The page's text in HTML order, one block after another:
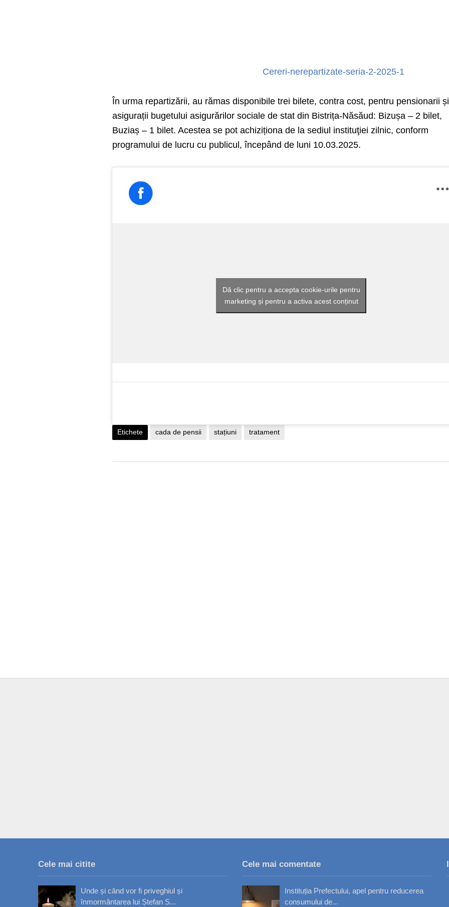
Cereri-nerepartizate-seria-2-2025-1
În urma repartizării, au rămas disponibile trei bilete, contra cost, pentru pensionarii și
asigurații bugetului asigurărilor sociale de stat din Bistrița-Năsăud: Bizușa – 2 bilet,
Buziaș – 1 bilet. Acestea se pot achiziționa de la sediul instituţiei zilnic, conform
programului de lucru cu publicul, începând de luni 10.03.2025.
Dă clic pentru a accepta cookie-urile pentru
marketing și pentru a activa acest conținut
Etichete cada de pensii stațiuni tratament
Cele mai citite
Unde și când vor fi priveghiul și
înmormântarea lui Ștefan S...
Cele mai comentate
Instituția Prefectului, apel pentru reducerea
consumului de...